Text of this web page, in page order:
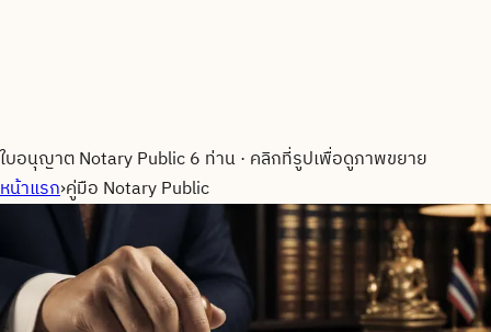
ใบอนุญาต Notary Public 6 ท่าน· คลิกที่รูปเพื่อดูภาพขยาย
หน้าแรก›คู่มือ Notary Public